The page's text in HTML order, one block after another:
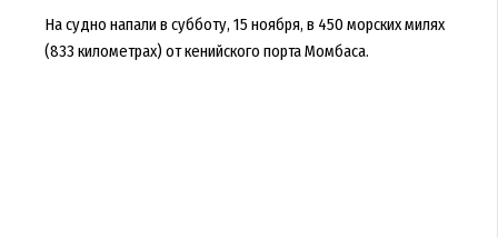
На судно напали в субботу, 15 ноября, в 450 морских милях
(833 километрах) от кенийского порта Момбаса.